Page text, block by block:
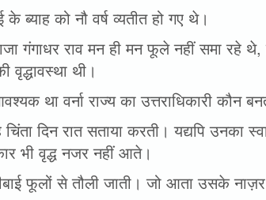
के ब्याह को नौ वर्ष व्यतीत हो गए थे।
गंगाधर राव मन ही मन फूले नहीं समा रहे
वृद्धावस्था थी।
था वर्ना राज्य का उत्तराधिकारी कौन
दिन रात सताया करती। यद्यपि उनका
भी वृद्ध नजर नहीं आते।
फूलों से तौली जाती। जो आता उसके